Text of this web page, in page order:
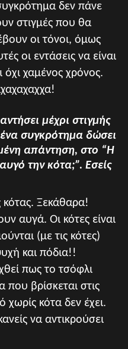
δεν πάνε
στιγμές που θα
οι τόνοι, όμως
οι εντάσεις να είναι
χαμένος χρόνος.
μέχρι στιγμής
συγκρότημα δώσει
απάντηση, στο “Η
την κότα;”. Εσείς
Ξεκάθαρα!
αυγά. Οι κότες είναι
(με τις κότες)
και πόδια!!
πως το τσόφλι
που βρίσκεται στις
χωρίς κότα δεν έχει.
να αντικρούσει